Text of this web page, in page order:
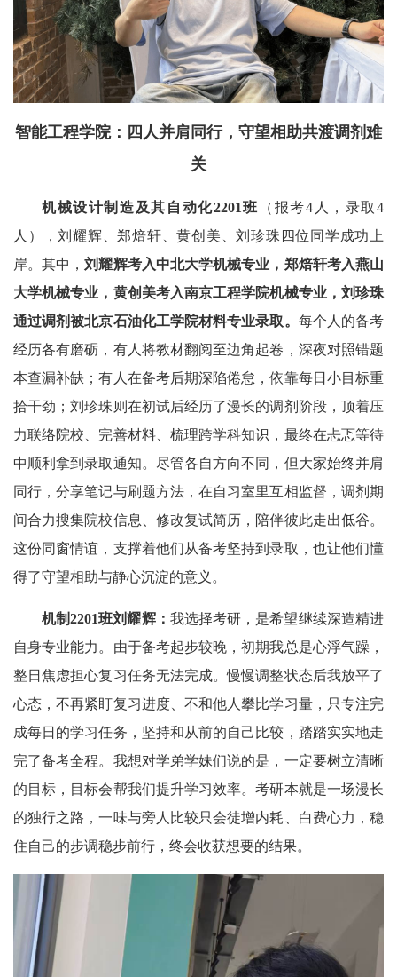
智能工程学院：四人并肩同行，守望相助共渡调剂难
关
机械设计制造及其自动化2201班
（报考4人，录取4
人），刘耀辉、郑焙轩、黄创美、刘珍珠四位同学成功上
岸。其中，刘耀辉考入中北大学机械专业，郑焙轩考入燕山
大学机械专业，黄创美考入南京工程学院机械专业，刘珍珠
通过调剂被北京石油化工学院材料专业录取。 每个人的备考
经历各有磨砺，有人将教材翻阅至边角起卷，深夜对照错题
本查漏补缺；有人在备考后期深陷倦怠，依靠每日小目标重
拾干劲；刘珍珠则在初试后经历了漫长的调剂阶段，顶着压
力联络院校、完善材料、梳理跨学科知识，最终在忐忑等待
中顺利拿到录取通知。尽管各自方向不同，但大家始终并肩
同行，分享笔记与刷题方法，在自习室里互相监督，调剂期
间合力搜集院校信息、修改复试简历，陪伴彼此走出低谷。
这份同窗情谊，支撑着他们从备考坚持到录取，也让他们懂
得了守望相助与静心沉淀的意义。
机制2201班刘耀辉： 我选择考研，是希望继续深造精进
自身专业能力。由于备考起步较晚，初期我总是心浮气躁，
整日焦虑担心复习任务无法完成。慢慢调整状态后我放平了
心态，不再紧盯复习进度、不和他人攀比学习量，只专注完
成每日的学习任务，坚持和从前的自己比较，踏踏实实地走
完了备考全程。我想对学弟学妹们说的是，一定要树立清晰
的目标，目标会帮我们提升学习效率。考研本就是一场漫长
的独行之路，一味与旁人比较只会徒增内耗、白费心力，稳
住自己的步调稳步前行，终会收获想要的结果。